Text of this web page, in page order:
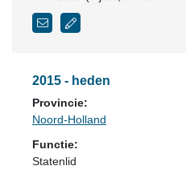
2015 - heden
Provincie:
Noord-Holland
Functie:
Statenlid